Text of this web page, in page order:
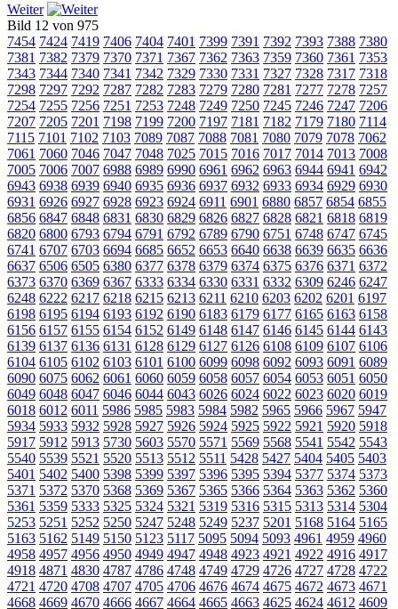
Weiter
Bild 12 von 975
7454 7424 7419 7406 7404 7401 7399 7391 7392 7393 7388 7380
7381 7382 7379 7370 7371 7367 7362 7363 7359 7360 7361 7353
7343 7344 7340 7341 7342 7329 7330 7331 7327 7328 7317 7318
7298 7297 7292 7287 7282 7283 7279 7280 7281 7277 7278 7257
7254 7255 7256 7251 7253 7248 7249 7250 7245 7246 7247 7206
7207 7205 7201 7198 7199 7200 7197 7181 7182 7179 7180 7114
7115 7101 7102 7103 7089 7087 7088 7081 7080 7079 7078 7062
7061 7060 7046 7047 7048 7025 7015 7016 7017 7014 7013 7008
7005 7006 7007 6988 6989 6990 6961 6962 6963 6944 6941 6942
6943 6938 6939 6940 6935 6936 6937 6932 6933 6934 6929 6930
6931 6926 6927 6928 6923 6924 6911 6901 6880 6857 6854 6855
6856 6847 6848 6831 6830 6829 6826 6827 6828 6821 6818 6819
6820 6800 6793 6794 6791 6792 6789 6790 6751 6748 6747 6745
6741 6707 6703 6694 6685 6652 6653 6640 6638 6639 6635 6636
6637 6506 6505 6380 6377 6378 6379 6374 6375 6376 6371 6372
6373 6370 6369 6367 6333 6334 6330 6331 6332 6309 6246 6247
6248 6222 6217 6218 6215 6213 6211 6210 6203 6202 6201 6197
6198 6195 6194 6193 6192 6190 6183 6179 6177 6165 6163 6158
6156 6157 6155 6154 6152 6149 6148 6147 6146 6145 6144 6143
6139 6137 6136 6131 6128 6129 6127 6126 6108 6109 6107 6106
6104 6105 6102 6103 6101 6100 6099 6098 6092 6093 6091 6089
6090 6075 6062 6061 6060 6059 6058 6057 6054 6053 6051 6050
6049 6048 6047 6046 6044 6043 6026 6024 6022 6023 6020 6019
6018 6012 6011 5986 5985 5983 5984 5982 5965 5966 5967 5947
5934 5933 5932 5928 5927 5926 5924 5925 5922 5921 5920 5918
5917 5912 5913 5730 5603 5570 5571 5569 5568 5541 5542 5543
5540 5539 5521 5520 5513 5512 5511 5428 5427 5404 5405 5403
5401 5402 5400 5398 5399 5397 5396 5395 5394 5377 5374 5373
5371 5372 5370 5368 5369 5367 5365 5366 5364 5363 5362 5360
5361 5359 5333 5325 5324 5321 5319 5316 5315 5313 5314 5304
5253 5251 5252 5250 5247 5248 5249 5237 5201 5168 5164 5165
5163 5162 5149 5150 5123 5117 5095 5094 5093 4961 4959 4960
4958 4957 4956 4950 4949 4947 4948 4923 4921 4922 4916 4917
4918 4871 4830 4787 4786 4748 4749 4729 4726 4727 4728 4722
4721 4720 4708 4707 4705 4706 4676 4674 4675 4672 4673 4671
4668 4669 4670 4666 4667 4664 4665 4663 4625 4624 4612 4609